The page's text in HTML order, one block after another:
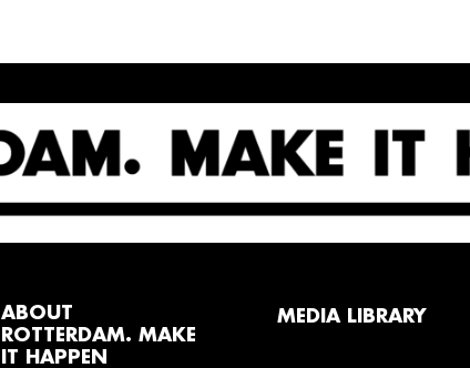
ABOUT
ROTTERDAM. MAKE
IT HAPPEN
MEDIA LIBRARY